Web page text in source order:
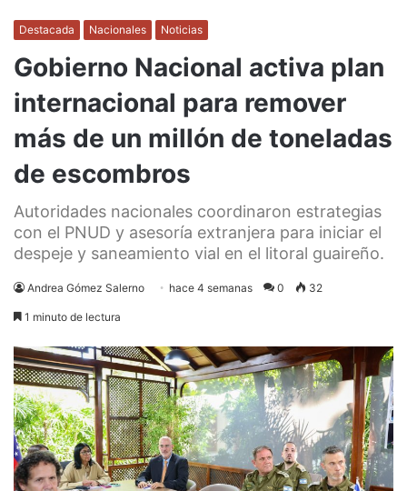
Destacada Nacionales Noticias
Gobierno Nacional activa plan
internacional para remover
más de un millón de toneladas
de escombros
Autoridades nacionales coordinaron estrategias
con el PNUD y asesoría extranjera para iniciar el
despeje y saneamiento vial en el litoral guaireño.
Andrea Gómez Salerno hace 4 semanas 0 32
1 minuto de lectura